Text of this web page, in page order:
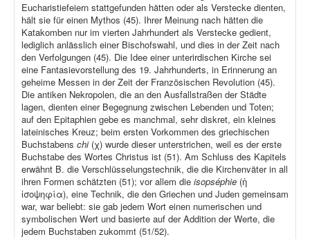
Eucharistiefeiern stattgefunden hätten oder als Verstecke dienten,
hält sie für einen Mythos (45). Ihrer Meinung nach hätten die
Katakomben nur im vierten Jahrhundert als Verstecke gedient,
lediglich anlässlich einer Bischofswahl, und dies in der Zeit nach
den Verfolgungen (45). Die Idee einer unterirdischen Kirche sei
eine Fantasievorstellung des 19. Jahrhunderts, in Erinnerung an
geheime Messen in der Zeit der Französischen Revolution (45).
Die antiken Nekropolen, die an den Ausfallstraßen der Städte
lagen, dienten einer Begegnung zwischen Lebenden und Toten;
auf den Epitaphien gebe es manchmal, sehr diskret, ein kleines
lateinisches Kreuz; beim ersten Vorkommen des griechischen
Buchstabens chi (χ) wurde dieser unterstrichen, weil es der erste
Buchstabe des Wortes Christus ist (51). Am Schluss des Kapitels
erwähnt B. die Verschlüsselungstechnik, die die Kirchenväter in all
ihren Formen schätzten (51); vor allem die isopséphie (ἡ
ἰσοψηφία), eine Technik, die den Griechen und Juden gemeinsam
war, war beliebt: sie gab jedem Wort einen numerischen und
symbolischen Wert und basierte auf der Addition der Werte, die
jedem Buchstaben zukommt (51/52).